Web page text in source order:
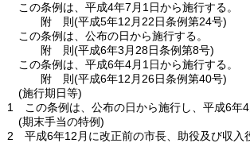
この条例は、平成4年7月1日から施行する。
附 則(平成5年12月22日条例第24号)
この条例は、公布の日から施行する。
附 則(平成6年3月28日条例第8号)
この条例は、平成6年4月1日から施行する。
附 則(平成6年12月26日条例第40号)
(施行期日等)
1
この条例は、公布の日から施行し、平成6年4
(期末手当の特例)
2
平成6年12月に改正前の市長、助役及び収